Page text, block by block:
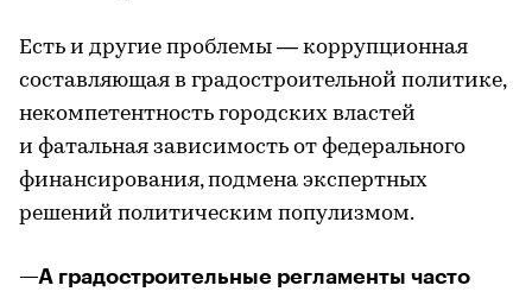
Есть и другие проблемы — коррупционная
составляющая в градостроительной политике,
некомпетентность городских властей
и фатальная зависимость от федерального
финансирования, подмена экспертных
решений политическим популизмом.
—А градостроительные регламенты часто